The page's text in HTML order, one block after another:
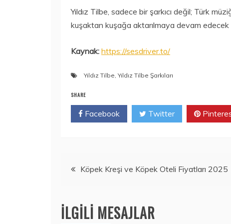
Yıldız Tilbe, sadece bir şarkıcı değil; Türk
kuşaktan kuşağa aktarılmaya devam edecek
Kaynak: https://sesdriver.to/
Yıldız Tilbe, Yıldız Tilbe Şarkıları
SHARE
Facebook Twitter
YazıKöpek Kreşi ve Köpek Oteli Fiyatları 2025
İLGILI MESAJLAR